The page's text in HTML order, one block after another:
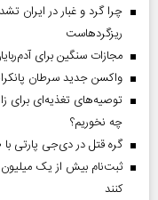
چرا گرد و غبار در ایران
ریزگردهاست
مجازات سنگین برای
واکسن جدید سرطان
چه نخوریم؟
گره قتل در دی‌جی پارتی با ۵۰ قسم باز می‌شود
ثبت‌نام بیش از یک میلیون
کنند